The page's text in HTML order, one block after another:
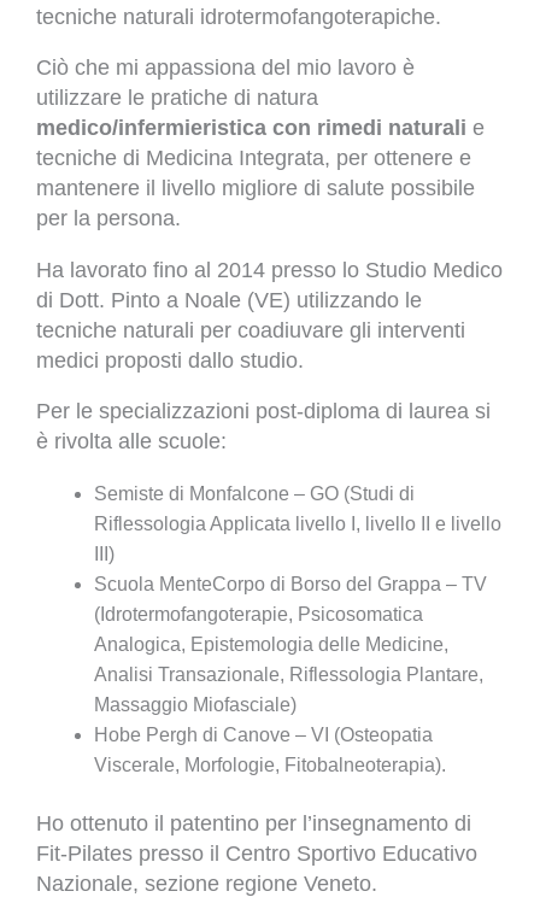
tecniche naturali idrotermofangoterapiche.
Ciò che mi appassiona del mio lavoro è
utilizzare le pratiche di natura
medico/infermieristica con rimedi naturali e
tecniche di Medicina Integrata, per ottenere e
mantenere il livello migliore di salute possibile
per la persona.
Ha lavorato fino al 2014 presso lo Studio Medico
di Dott. Pinto a Noale (VE) utilizzando le
tecniche naturali per coadiuvare gli interventi
medici proposti dallo studio.
Per le specializzazioni post-diploma di laurea si
è rivolta alle scuole:
Semiste di Monfalcone – GO (Studi di
Riflessologia Applicata livello I, livello II e livello
III)
Scuola MenteCorpo di Borso del Grappa – TV
(Idrotermofangoterapie, Psicosomatica
Analogica, Epistemologia delle Medicine,
Analisi Transazionale, Riflessologia Plantare,
Massaggio Miofasciale)
Hobe Pergh di Canove – VI (Osteopatia
Viscerale, Morfologie, Fitobalneoterapia).
Ho ottenuto il patentino per l’insegnamento di
Fit-Pilates presso il Centro Sportivo Educativo
Nazionale, sezione regione Veneto.